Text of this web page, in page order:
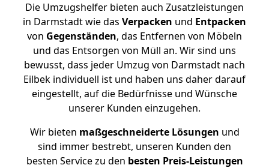
Die Umzugshelfer bieten auch Zusatzleistungen
in Darmstadt wie das Verpacken und Entpacken
von Gegenständen, das Entfernen von Möbeln
und das Entsorgen von Müll an. Wir sind uns
bewusst, dass jeder Umzug von Darmstadt nach
Eilbek individuell ist und haben uns daher darauf
eingestellt, auf die Bedürfnisse und Wünsche
unserer Kunden einzugehen.
Wir bieten maßgeschneiderte Lösungen und
sind immer bestrebt, unseren Kunden den
besten Service zu den besten Preis-Leistungen